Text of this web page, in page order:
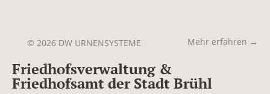
© 2026 DW URNENSYSTEME Mehr erfahren →
Friedhofsverwaltung &
Friedhofsamt der Stadt Brühl